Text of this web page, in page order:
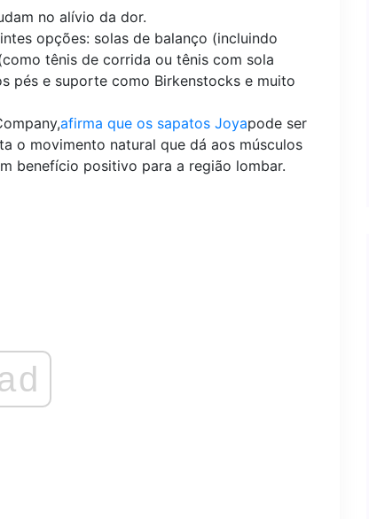
no alívio da dor.
opções: solas de balanço (incluindo
tênis de corrida ou tênis com sola
pés e suporte como Birkenstocks e muito
afirma que os sapatos Joyapode ser
o movimento natural que dá aos músculos
benefício positivo para a região lombar.